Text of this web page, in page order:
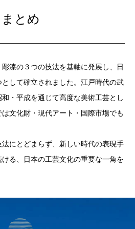
まとめ
漆の３つの技法を基軸に発展し、日
して確立されました。江戸時代の武
・平成を通じて高度な美術工芸とし
文化財・現代アート・国際市場でも
にとどまらず、新しい時代の表現手
る、日本の工芸文化の重要な一角を